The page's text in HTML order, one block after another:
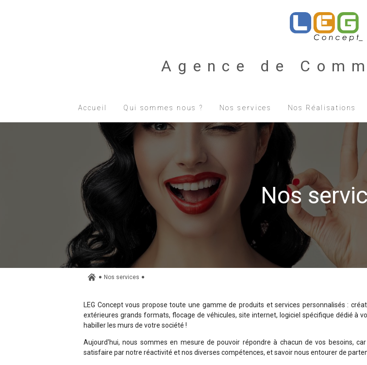
Agence de
Accueil Qui sommes nous ? Nos services Nos Réalisations
Nos
Nos services
LEG Concept vous propose toute une gamme de produits et services personnalisés :
extérieures grands formats, flocage de véhicules, site internet, logiciel spécifique dédié à
habiller les murs de votre société !
Aujourd'hui, nous sommes en mesure de pouvoir répondre à chacun de vos besoins,
satisfaire par notre réactivité et nos diverses compétences, et savoir nous entourer de